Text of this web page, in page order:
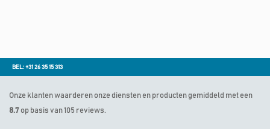
BEL: +31 26 35 15 313
Onze klanten waarderen onze diensten en producten gemiddeld met een
8.7 op basis van 105 reviews.